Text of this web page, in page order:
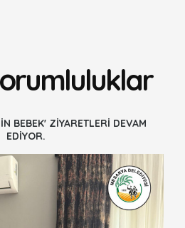
BEBEK' ZİYARETLERİ DEVAM
EDİYOR.